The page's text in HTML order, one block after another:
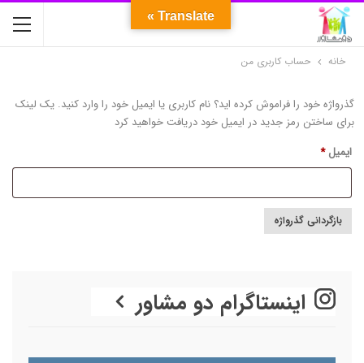
خانه حساب کاربری من
گذرواژه خود را فراموش کرده اید؟ نام کاربری یا ایمیل خود را وارد کنید. یک لینک
برای ساختن رمز جدید در ایمیل خود دریافت خواهید کرد
ایمیل*الزامی
بازگردانی گذرواژه
اینستاگرام دو مشاور
Translate »